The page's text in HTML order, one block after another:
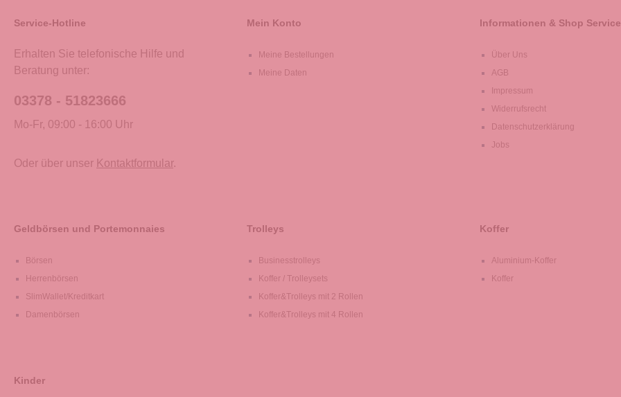
Service-Hotline
Erhalten Sie telefonische Hilfe und
Beratung unter:
03378 - 51823666
Mo-Fr, 09:00 - 16:00 Uhr
Oder über unser Kontaktformular.
Mein Konto
Meine Bestellungen
Meine Daten
Informationen & Shop Service
Über Uns
AGB
Impressum
Widerrufsrecht
Datenschutzerklärung
Jobs
Geldbörsen und Portemonnaies
Börsen
Herrenbörsen
SlimWallet/Kreditkart
Damenbörsen
Trolleys
Businesstrolleys
Koffer / Trolleysets
Koffer&Trolleys mit 2 Rollen
Koffer&Trolleys mit 4 Rollen
Koffer
Aluminium-Koffer
Koffer
Kinder